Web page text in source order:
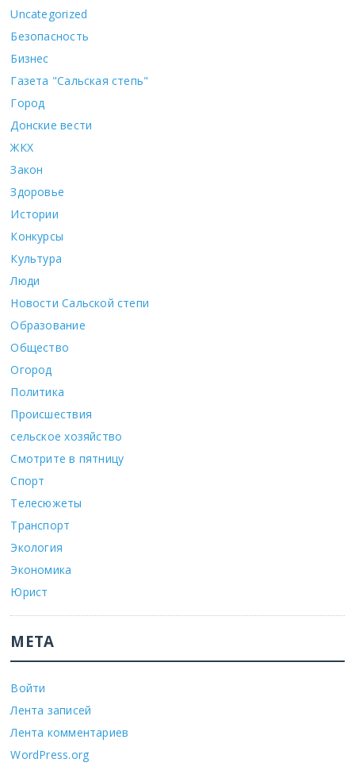
Uncategorized
Безопасность
Бизнес
Газета "Сальская степь"
Город
Донские вести
ЖКХ
Закон
Здоровье
Истории
Конкурсы
Культура
Люди
Новости Сальской степи
Образование
Общество
Огород
Политика
Происшествия
сельское хозяйство
Смотрите в пятницу
Спорт
Телесюжеты
Транспорт
Экология
Экономика
Юрист
МЕТА
Войти
Лента записей
Лента комментариев
WordPress.org